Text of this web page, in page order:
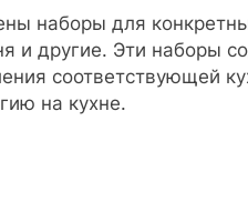
наборы для
и другие. Эти наборы
соответствующей
на кухне.